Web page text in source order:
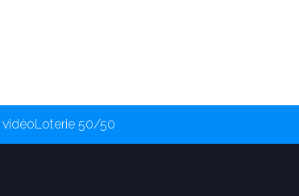
Loterie 50/50